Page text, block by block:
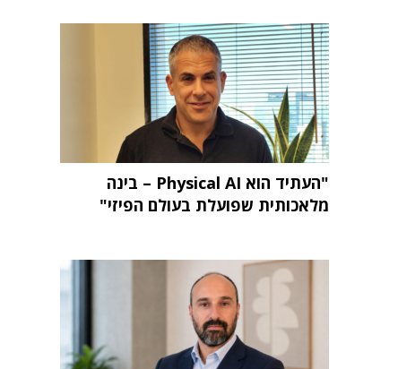
"העתיד הוא Physical AI – בינה
מלאכותית שפועלת בעולם הפיזי"